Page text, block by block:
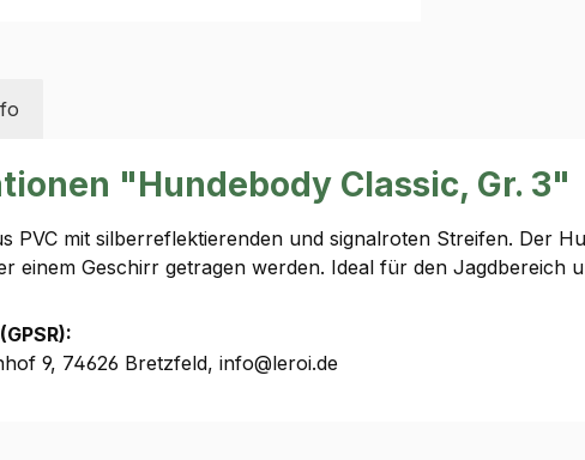
"Hundebody Classic, Gr. 3"
PVC mit silberreflektierenden und signalroten Streifen. Der
einem Geschirr getragen werden. Ideal für den Jagdbereich
9, 74626 Bretzfeld, info@leroi.de